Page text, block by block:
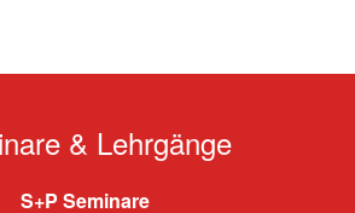
& Lehrgänge
S+P Seminare